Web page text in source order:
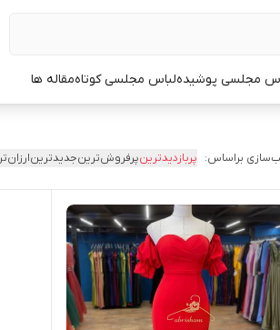
مجلسی پوشیدهلباس مجلسی کوتاهمقاله ها
براساس: پربازدیدترینپرفروش‌ترینجدیدترین